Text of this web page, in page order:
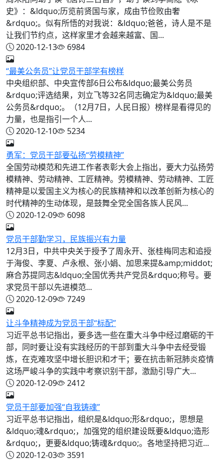
史》：&ldquo;历览前贤国与家，成由节俭败由奢
&rdquo;。似有所悟的对我说：&ldquo;爸爸，诗人是不是
让我们节约点，这样家里才会越来越富、国...
2020-12-13
6984
“最美公务员”让党员干部学有榜样
中央组织部、中央宣传部6日公布&ldquo;最美公务员
&rdquo;评选结果，刘立飞等32名同志确定为&ldquo;最美
公务员&rdquo;。（12月7日，人民日报）榜样是看得见的
力量，也是指引一个人...
2020-12-10
5234
勇军：党员干部要弘扬“劳模精神”
全国劳动模范和先进工作者表彰大会上指出，要大力弘扬劳
模精神、劳动精神、工匠精神。劳模精神、劳动精神、工匠
精神是以爱国主义为核心的民族精神和以改革创新为核心的
时代精神的生动体现，是鼓舞全党全国各族人民风...
2020-12-09
6098
党员干部勤学习，民族振兴有力量
12月3日，中共中央关于授予了周永开、张桂梅同志和追授
于海俊、李夏、卢永根、张小娟、加思来提&amp;middot;
麻合苏提同志&ldquo;全国优秀共产党员&rdquo;称号。要
求党员干部以先进模范...
2020-12-09
7249
让斗争精神成为党员干部“标配”
习近平总书记指出，要多选一些在重大斗争中经过磨砺的干
部，同时要让没有实践经历的干部到重大斗争中去经受锻
炼，在克难攻坚中增长胆识和才干；要在抗击新冠肺炎疫情
这场严峻斗争的实践中考察识别干部，激励引导广大...
2020-12-09
2412
党员干部要加强“自我铸魂”
习近平总书记指出，组织是&ldquo;形&rdquo;，思想是
&ldquo;魂&rdquo;，加强党的组织建设既要&ldquo;造形
&rdquo;，更要&ldquo;铸魂&rdquo;。各地坚持把习近...
2020-12-03
3591